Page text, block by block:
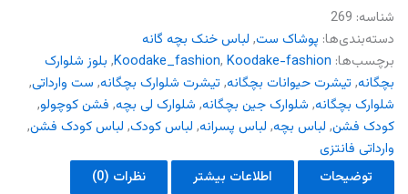
شناسه: 269
دسته‌بندی‌ها: پوشاک ست, لباس خنک بچه گانه
برچسب‌ها:
Koodake_fashion,Koodake-fashion
, بلوز شلوارک
بچگانه, تیشرت حیوانات بچگانه, تیشرت شلوارک بچگانه, ست وارداتی,
شلوارک بچگانه, شلوارک جین بچگانه, شلوارک لی بچه, فشن کوچولو,
کودک فشن, لباس بچه, لباس پسرانه, لباس کودک, لباس کودک فشن,
وارداتی فانتزی
توضیحات
اطلاعات بیشتر
نظرات (0)